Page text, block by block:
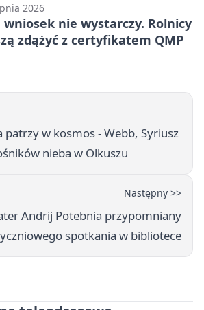
2026
wniosek nie wystarczy. Rolnicy
zdążyć z certyfikatem QMP
patrzy w kosmos - Webb, Syriusz
nieba w Olkuszu
Następny >>
Andrij Potebnia przypomniany
spotkania w bibliotece